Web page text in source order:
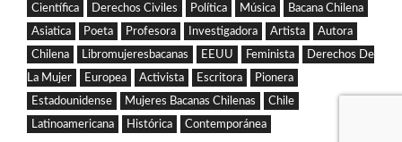
Científica
Derechos Civiles Política Música
Bacana Chilena
Asiatica
Poeta Profesora Investigadora Artista
Autora
Chilena
Libromujeresbacanas EEUU Feminista
Derechos De
La Mujer
Europea Activista Escritora
Pionera
Estadounidense
Mujeres Bacanas Chilenas
Chile
Latinoamericana
Histórica Contemporánea